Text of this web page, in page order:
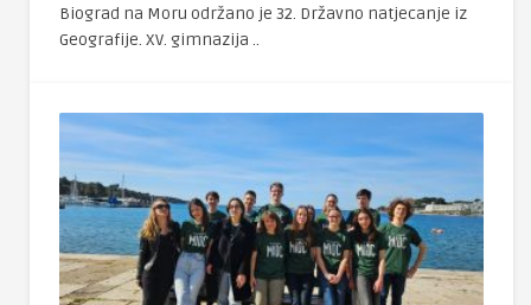
Biograd na Moru održano je 32. Državno natjecanje iz
Geografije. XV. gimnazija ..